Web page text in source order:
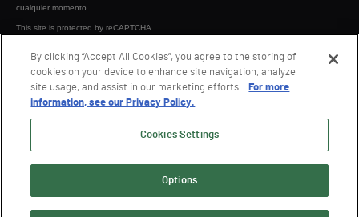
cualquier momento.
This site is protected by reCAPTCHA.
ENVIAR
© 2026 Semperis. Todos los derechos reservados.
By clicking “Accept All Cookies”, you agree to the storing of
cookies on your device to enhance site navigation, analyze
site usage, and assist in our marketing efforts.
For more
information, see our Privacy Policy.
Cookies Settings
Options